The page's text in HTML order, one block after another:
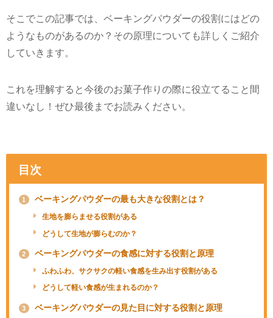
そこでこの記事では、ベーキングパウダーの役割にはどの
ようなものがあるのか？その原理についても詳しくご紹介
していきます。
これを理解すると今後のお菓子作りの際に役立てること間
違いなし！ぜひ最後までお読みください。
目次
1 ベーキングパウダーの最も大きな役割とは？
生地を膨らませる役割がある
どうして生地が膨らむのか？
2 ベーキングパウダーの食感に対する役割と原理
ふわふわ、サクサクの軽い食感を生み出す役割がある
どうして軽い食感が生まれるのか？
3 ベーキングパウダーの見た目に対する役割と原理